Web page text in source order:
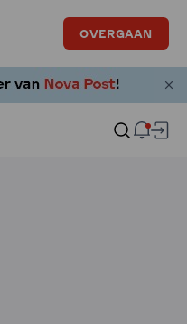
OVERGAAN